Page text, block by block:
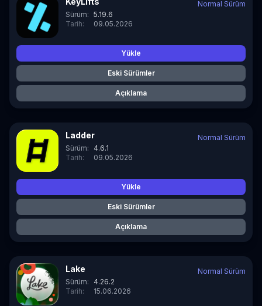
Sürüm: 5.19.6
Tarih:
09.05.2026
Normal Sürüm
Yükle
Eski Sürümler
Açıklama
Ladder
Sürüm:
4.6.1
Tarih:
09.05.2026
Normal Sürüm
Yükle
Eski Sürümler
Açıklama
Lake
Sürüm:
4.26.2
Tarih:
15.06.2026
Normal Sürüm